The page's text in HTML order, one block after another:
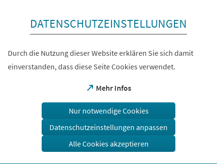
DATENSCHUTZEINSTELLUNGEN
Durch die Nutzung dieser Website erklären Sie sich damit
einverstanden, dass diese Seite Cookies verwendet.
Mehr Infos
(Öffnet
einem
Tab)
Nur notwendige Cookies
Datenschutzeinstellungen anpassen
Alle Cookies akzeptieren